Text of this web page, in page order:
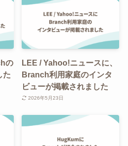
の
た
LEE / Yahoo!ニュースに、
Branch利用家庭のインタ
ビューが掲載されました
2026年5月23日